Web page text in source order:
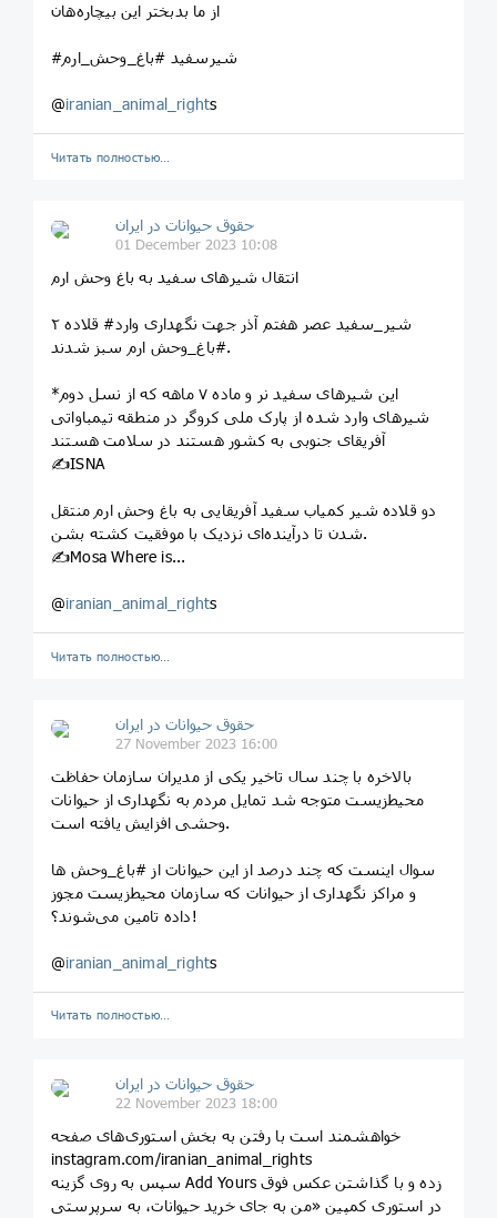
از ما بدبختر این بیچاره‌هان
#شیرسفید #باغ_وحش_ارم
@iranian_animal_rights
Читать полностью…
حقوق حیوانات در ایران
01 December 2023 10:08
‏انتقال شیرهای سفید به باغ وحش ارم
۲ قلاده ‎#شیر_سفید عصر هفتم آذر جهت نگهداری وارد
#باغ_وحش ارم سبز شدند.
*این شیرهای سفید نر و ماده ۷ ماهه که از نسل دوم
شیرهای وارد شده از پارک ملی کروگر در منطقه تیمباواتی
آفریقای جنوبی به کشور هستند در سلامت هستند
✍ISNA
‏دو قلاده شیر کمیاب سفید آفریقایی به باغ وحش ارم منتقل
شدن تا درآینده‌ای نزدیک با موفقیت کشته بشن.
✍Mosa Where is...
@iranian_animal_rights
Читать полностью…
حقوق حیوانات در ایران
27 November 2023 16:00
‏بالاخره با چند سال تاخیر یکی از مدیران سازمان حفاظت
محیط‌زیست متوجه شد تمایل مردم به نگهداری از حیوانات
وحشی افزایش یافته است.
سوال اینست که چند درصد از این حیوانات از #باغ_وحش‌ ها
و مراکز نگهداری از حیوانات که سازمان محیط‌زیست مجوز
داده تامین می‌شوند؟!
@iranian_animal_rights
Читать полностью…
حقوق حیوانات در ایران
22 November 2023 18:00
خواهشمند است با رفتن به بخش استوری‌های صفحه
instagram.com/iranian_animal_rights
سپس به روی گزینه Add Yours زده و با گذاشتن عکس فوق
در استوری کمپین «من به جای خرید حیوانات، به سرپرستی